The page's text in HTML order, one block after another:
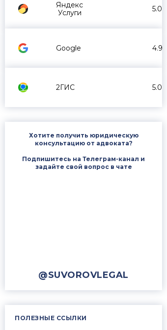
Яндекс
Услуги
5.0
Google 4.9
2ГИС 5.0
Хотите получить юридическую
консультацию от адвоката?
Подпишитесь на Телеграм-канал и
задайте свой вопрос в чате
@SUVOROVLEGAL
ПОЛЕЗНЫЕ ССЫЛКИ